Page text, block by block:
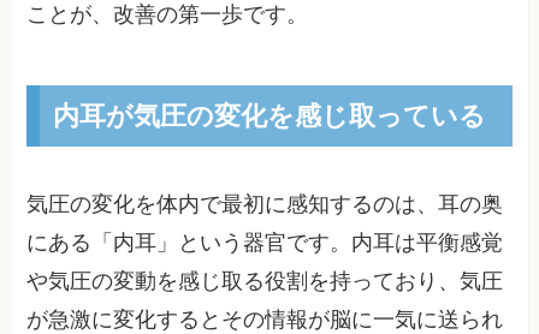
ことが、改善の第一歩です。
内耳が気圧の変化を感じ取っている
気圧の変化を体内で最初に感知するのは、耳の奥
にある「内耳」という器官です。内耳は平衡感覚
や気圧の変動を感じ取る役割を持っており、気圧
が急激に変化するとその情報が脳に一気に送られ